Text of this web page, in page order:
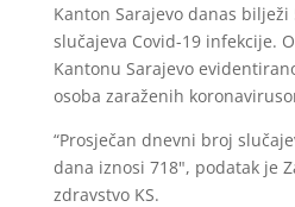
Kanton Sarajevo danas bilježi
slučajeva Covid-19 infekcije.
Kantonu Sarajevo
osoba zaraženih
“Prosječan dnevni broj
dana iznosi 718", podatak je
zdravstvo KS.